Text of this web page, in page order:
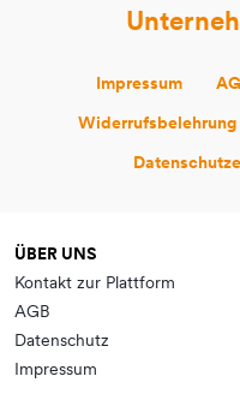
Impressum
ÜBER UNS
Kontakt zur Plattform
AGB
Datenschutz
Impressum